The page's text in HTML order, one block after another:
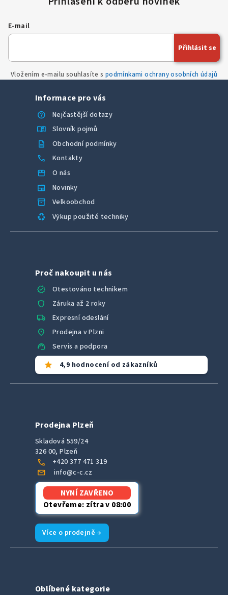
E-mail
Vložením e-mailu souhlasíte s podmínkami ochrany osobních údajů
Přihlásit se
Informace pro vás
help
Nejčastější dotazy
menu_book Slovník pojmů
description Obchodní podmínky
call Kontakty
storefront O nás
newspaper Novinky
inventory_2 Velkoobchod
recycling Výkup použité techniky
Proč nakoupit u nás
verified
Otestováno technikem
shield Záruka až 2 roky
local_shipping Expresní odeslání
location_on Prodejna v Plzni
support_agent Servis a podpora
star 4,9 hodnocení od zákazníků
Prodejna Plzeň
Skladová 559/24
326 00, Plzeň
call +420 377 471 319
mail info@c-c.cz
NYNÍ ZAVŘENO
Otevřeme: zítra v 08:00
Více o prodejně →
Oblíbené kategorie